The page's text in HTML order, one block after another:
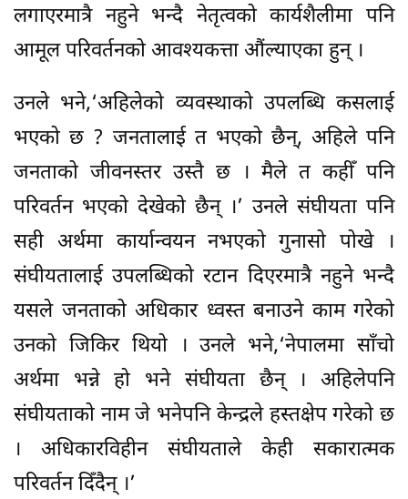
लगाएरमात्रै नहुने भन्दै नेतृत्वको कार्यशैलीमा पनि
आमूल परिवर्तनको आवश्यकत्ता औंल्याएका हुन् ।
उनले भने,‘अहिलेको व्यवस्थाको उपलब्धि कसलाई
भएको छ ? जनतालाई त भएको छैन्, अहिले पनि
जनताको जीवनस्तर उस्तै छ । मैले त कहीँ पनि
परिवर्तन भएको देखेको छैन् ।’ उनले संघीयता पनि
सही अर्थमा कार्यान्वयन नभएको गुनासो पोखे ।
संघीयतालाई उपलब्धिको रटान दिएरमात्रै नहुने भन्दै
यसले जनताको अधिकार ध्वस्त बनाउने काम गरेको
उनको जिकिर थियो । उनले भने,‘नेपालमा साँचो
अर्थमा भन्ने हो भने संघीयता छैन् । अहिलेपनि
संघीयताको नाम जे भनेपनि केन्द्रले हस्तक्षेप गरेको छ
। अधिकारविहीन संघीयताले केही सकारात्मक
परिवर्तन दिँदैन् ।’